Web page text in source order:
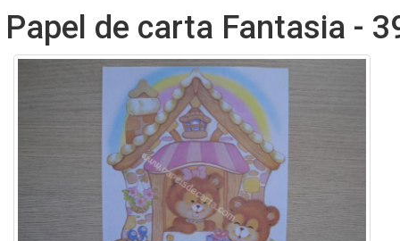
Papel de carta Fantasia -